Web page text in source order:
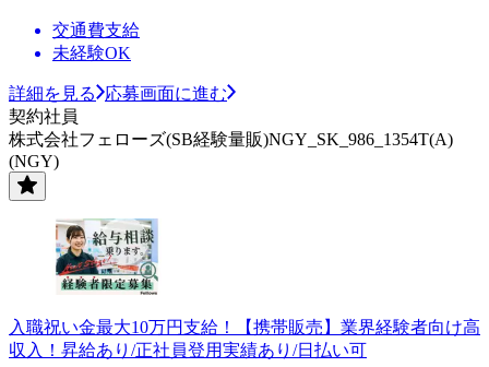
交通費支給
未経験OK
詳細を見る
応募画面に進む
契約社員
株式会社フェローズ(SB経験量販)NGY_SK_986_1354T(A)
(NGY)
入職祝い金最大10万円支給！【携帯販売】業界経験者向け高
収入！昇給あり/正社員登用実績あり/日払い可